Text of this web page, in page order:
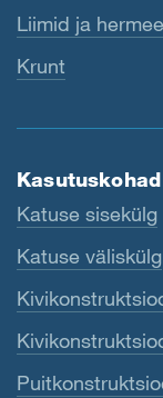
Liimid ja
Krunt
Kasutuskohad
Katuse sisekülg
Katuse väliskülg